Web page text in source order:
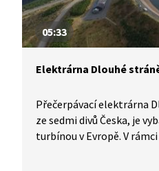
05:33
Elektrárna Dlouhé
Přečerpávací elektrárna
ze sedmi divů Česka, je
turbínou v Evropě. V